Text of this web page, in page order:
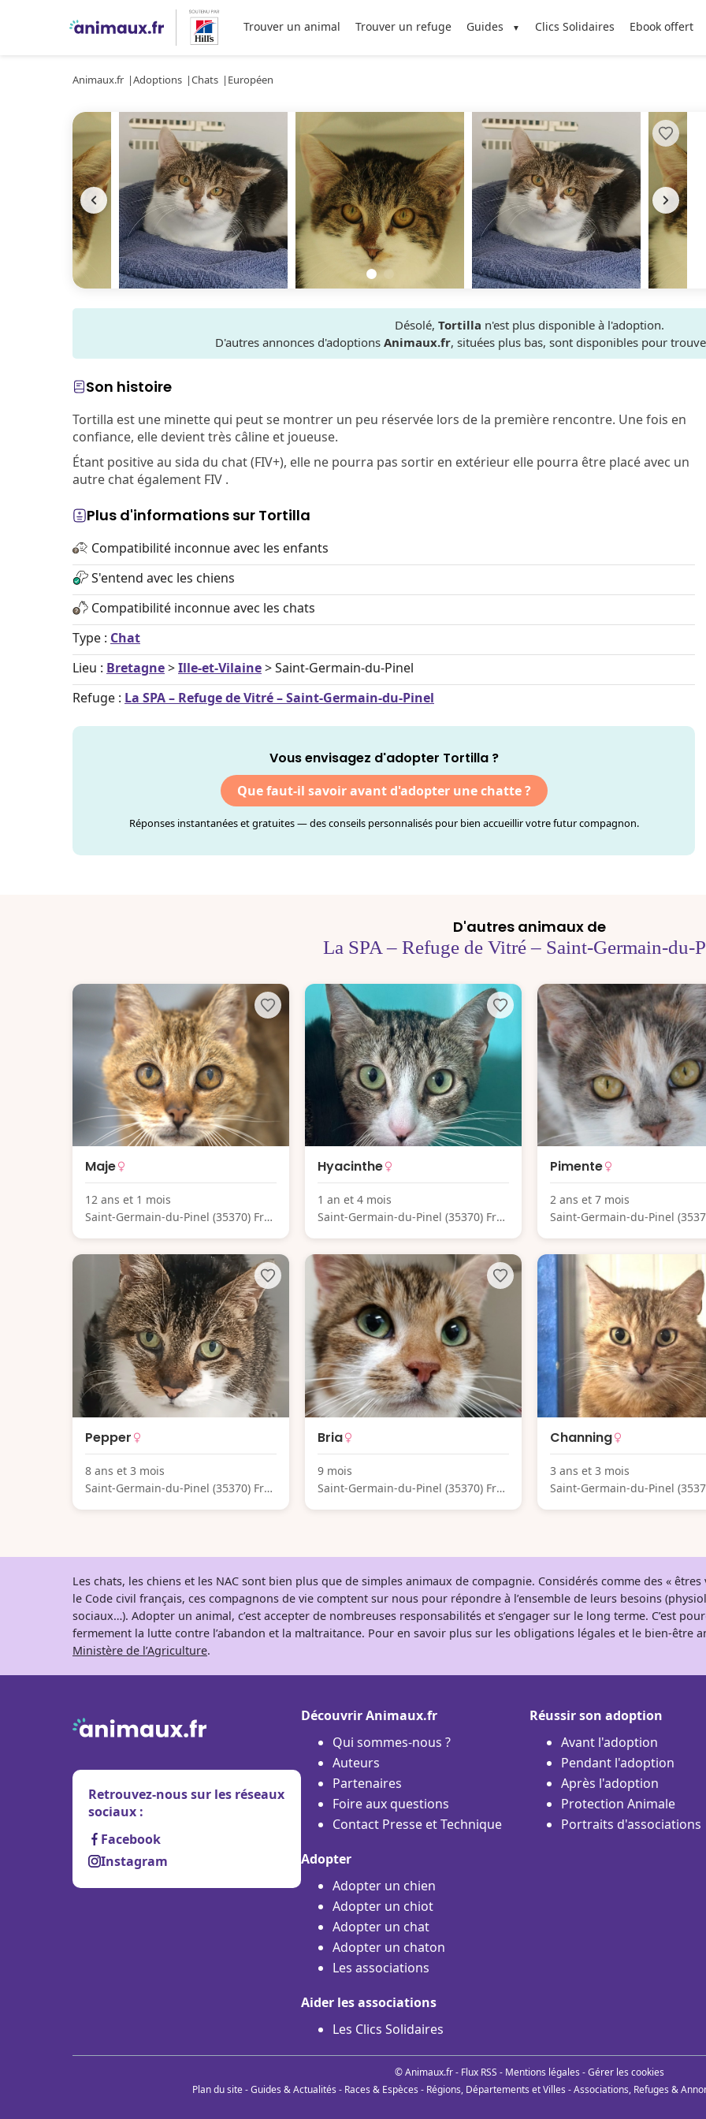
Trouver un animal Trouver un refuge Guides Clics Solidaires Ebook offert
Animaux.fr Adoptions Chats Européen
Désolé, Tortilla n'est plus disponible à l'adoption.
D'autres annonces d'adoptions Animaux.fr, situées plus bas, sont disponibles pour
Son histoire
Tortilla est une minette qui peut se montrer un peu réservée lors de la première rencontre. Une fois en
confiance, elle devient très câline et joueuse.
Étant positive au sida du chat (FIV+), elle ne pourra pas sortir en extérieur elle pourra être placé avec un
autre chat également FIV .
Plus d'informations sur Tortilla
Compatibilité inconnue avec les enfants
S'entend avec les chiens
Compatibilité inconnue avec les chats
Type : Chat
Lieu : Bretagne>Ille-et-Vilaine> Saint-Germain-du-Pinel
Refuge : La SPA – Refuge de Vitré – Saint-Germain-du-Pinel
Vous envisagez d'adopter Tortilla ?
Que faut-il savoir avant d'adopter une chatte ?
Réponses instantanées et gratuites — des conseils personnalisés pour bien accueillir votre futur compagnon.
D'autres animaux de
La SPA – Refuge de Vitré – Saint-Germain-du-
Maje
12 ans et 1 mois
Saint-Germain-du-Pinel (35370) Fra
Hyacinthe
1 an et 4 mois
Saint-Germain-du-Pinel (35370) Fra
Pimente
2 ans et 7 mois
Saint-Germain-du-Pinel
Pepper
8 ans et 3 mois
Saint-Germain-du-Pinel (35370) Fra
Bria
9 mois
Saint-Germain-du-Pinel (35370) Fra
Channing
3 ans et 3 mois
Saint-Germain-du-Pinel
Les chats, les chiens et les NAC sont bien plus que de simples animaux de compagnie. Considérés comme des «
le Code civil français, ces compagnons de vie comptent sur nous pour répondre à l’ensemble de leurs besoins
sociaux…). Adopter un animal, c’est accepter de nombreuses responsabilités et s’engager sur le long terme. C’est
fermement la lutte contre l’abandon et la maltraitance. Pour en savoir plus sur les obligations légales et le bien-être
Ministère de l’Agriculture.
Retrouvez-nous sur les réseaux
sociaux :
Facebook
Instagram
Découvrir Animaux.fr
Qui sommes-nous ?
Auteurs
Partenaires
Foire aux questions
Contact Presse et Technique
Adopter
Adopter un chien
Adopter un chiot
Adopter un chat
Adopter un chaton
Les associations
Aider les associations
Les Clics Solidaires
Réussir son adoption
Avant l'adoption
Pendant l'adoption
Après l'adoption
Protection Animale
Portraits d'associations
© Animaux.fr - Flux RSS - Mentions légales -Gérer les cookies
Plan du site-Guides & Actualités - Races & Espèces - Régions, Départements et Villes -Associations, Refuges &